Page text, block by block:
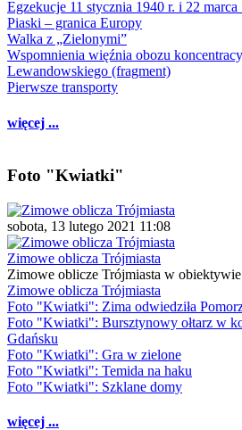
Egzekucje 11 stycznia 1940 r. i 22 marca
Piaski – granica Europy
Walka z „Zielonymi”
Wspomnienia więźnia obozu
Lewandowskiego (fragment)
Pierwsze transporty
więcej ...
Foto "Kwiatki"
sobota, 13 lutego 2021 11:08
Zimowe oblicza Trójmiasta
Zimowe oblicze Trójmiasta w
Zimowe oblicza Trójmiasta
Foto "Kwiatki": Zima odwiedziła
Foto "Kwiatki": Bursztynowy ołtarz w
Gdańsku
Foto "Kwiatki": Gra w zielone
Foto "Kwiatki": Temida na haku
Foto "Kwiatki": Szklane domy
więcej ...